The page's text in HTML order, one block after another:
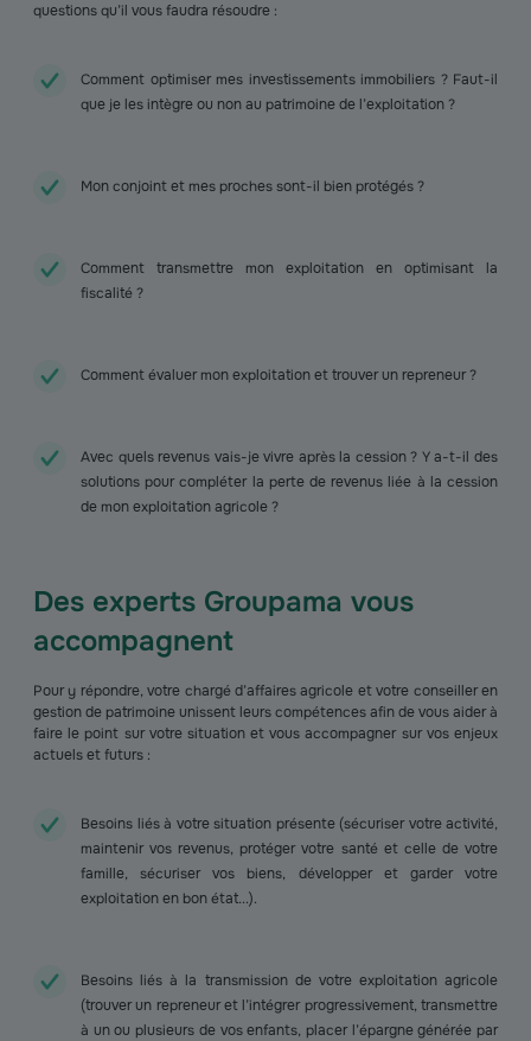
questions qu’il vous faudra résoudre :
Comment optimiser mes investissements immobiliers ? Faut-il
que je les intègre ou non au patrimoine de l’exploitation ?
Mon conjoint et mes proches sont-il bien protégés ?
Comment transmettre mon exploitation en optimisant la
fiscalité ?
Comment évaluer mon exploitation et trouver un repreneur ?
Avec quels revenus vais-je vivre après la cession ? Y a-t-il des
solutions pour compléter la perte de revenus liée à la cession
de mon exploitation agricole ?
Des experts Groupama vous
accompagnent
Pour y répondre, votre chargé d’affaires agricole et votre conseiller en
gestion de patrimoine unissent leurs compétences afin de vous aider à
faire le point sur votre situation et vous accompagner sur vos enjeux
actuels et futurs :
Besoins liés à votre situation présente (sécuriser votre activité,
maintenir vos revenus, protéger votre santé et celle de votre
famille, sécuriser vos biens, développer et garder votre
exploitation en bon état...).
Besoins liés à la transmission de votre exploitation agricole
(trouver un repreneur et l’intégrer progressivement, transmettre
à un ou plusieurs de vos enfants, placer l’épargne générée par